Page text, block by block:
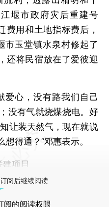
堰市政府灾后重建号
费用和土地指标费后，
市玉堂镇水泉村修起了
还将民宿放在了爱彼迎
心，没有路我们自己
没有气就烧煤烧电。好
让装天然气，现在就说
得通？”邓惠表示。
项目
阅后继续阅读
阅的阅读权限